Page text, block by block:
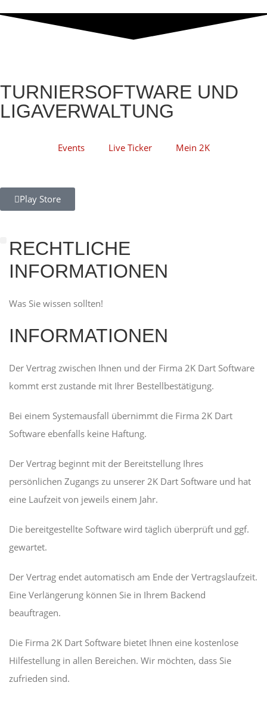
TURNIERSOFTWARE UND
LIGAVERWALTUNG
Events Live Ticker Mein 2K
Play Store
RECHTLICHE
INFORMATIONEN
Was Sie wissen sollten!
INFORMATIONEN
Der Vertrag zwischen Ihnen und der Firma 2K Dart Software
kommt erst zustande mit Ihrer Bestellbestätigung.
Bei einem Systemausfall übernimmt die Firma 2K Dart
Software ebenfalls keine Haftung.
Der Vertrag beginnt mit der Bereitstellung Ihres
persönlichen Zugangs zu unserer 2K Dart Software und hat
eine Laufzeit von jeweils einem Jahr.
Die bereitgestellte Software wird täglich überprüft und ggf.
gewartet.
Der Vertrag endet automatisch am Ende der Vertragslaufzeit.
Eine Verlängerung können Sie in Ihrem Backend
beauftragen.
Die Firma 2K Dart Software bietet Ihnen eine kostenlose
Hilfestellung in allen Bereichen. Wir möchten, dass Sie
zufrieden sind.